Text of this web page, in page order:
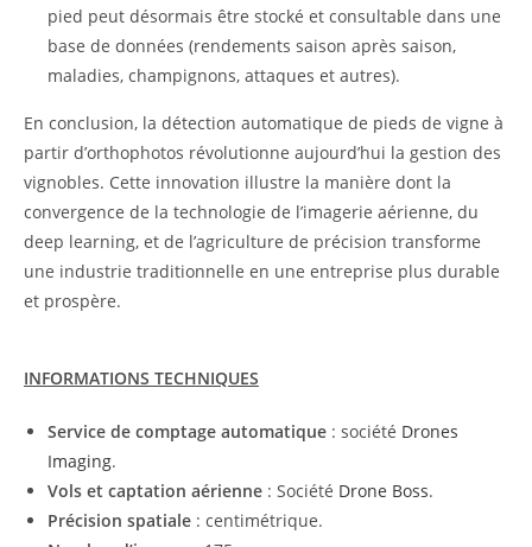
pied peut désormais être stocké et consultable dans une
base de données (rendements saison après saison,
maladies, champignons, attaques et autres).
En conclusion, la détection automatique de pieds de vigne à
partir d’orthophotos révolutionne aujourd’hui la gestion des
vignobles. Cette innovation illustre la manière dont la
convergence de la technologie de l’imagerie aérienne, du
deep learning, et de l’agriculture de précision transforme
une industrie traditionnelle en une entreprise plus durable
et prospère.
INFORMATIONS TECHNIQUES
Service de comptage automatique : société Drones
Imaging.
Vols et captation aérienne : Société Drone Boss.
Précision spatiale : centimétrique.